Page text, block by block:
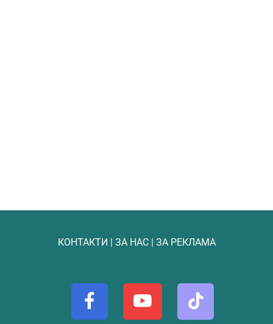
КОНТАКТИ ЗА НАС| ЗА РЕКЛАМА